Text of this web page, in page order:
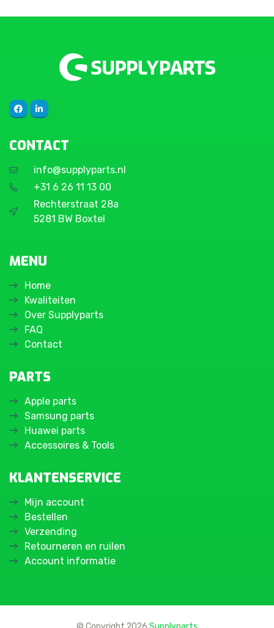
CONTACT
info@supplyparts.nl
+31 6 26 11 13 00
Rechterstraat 28a
5281 BW Boxtel
MENU
Home
Kwaliteiten
Over Supplyparts
FAQ
Contact
PARTS
Apple parts
Samsung parts
Huawei parts
Accessoires & Tools
KLANTENSERVICE
Mijn account
Bestellen
Verzending
Retourneren en ruilen
Account informatie